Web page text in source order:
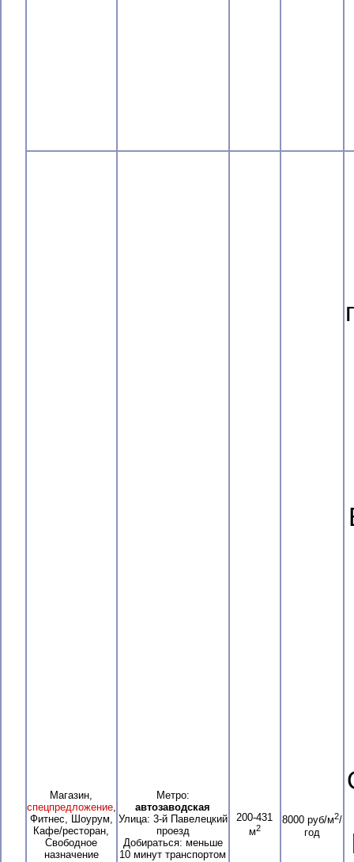
Магазин,
спецпредложение,
Фитнес, Шоурум,
Кафе/ресторан,
Свободное
назначение
Метро:
автозаводская
Улица: 3-й Павелецкий
проезд
Добираться: меньше
10 минут транспортом
200-431
м2
8000 руб/м2/
год